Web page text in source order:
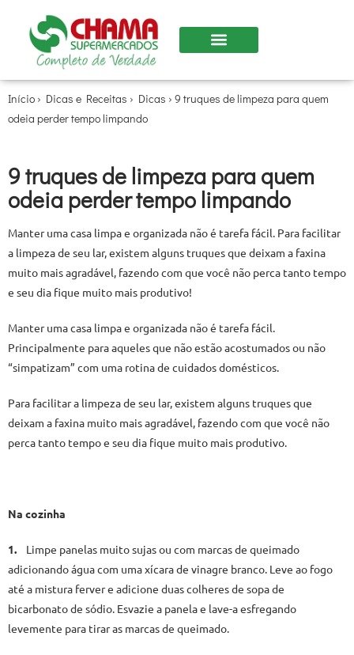
Início › Dicas e Receitas › Dicas › 9 truques de limpeza para quem
odeia perder tempo limpando
9 truques de limpeza para quem
odeia perder tempo limpando
Manter uma casa limpa e organizada não é tarefa fácil. Para facilitar
a limpeza de seu lar, existem alguns truques que deixam a faxina
muito mais agradável, fazendo com que você não perca tanto tempo
e seu dia fique muito mais produtivo!
Manter uma casa limpa e organizada não é tarefa fácil.
Principalmente para aqueles que não estão acostumados ou não
“simpatizam” com uma rotina de cuidados domésticos.
Para facilitar a limpeza de seu lar, existem alguns truques que
deixam a faxina muito mais agradável, fazendo com que você não
perca tanto tempo e seu dia fique muito mais produtivo.
Na cozinha
1.
Limpe panelas muito sujas ou com marcas de queimado
adicionando água com uma xícara de vinagre branco. Leve ao fogo
até a mistura ferver e adicione duas colheres de sopa de
bicarbonato de sódio. Esvazie a panela e lave-a esfregando
levemente para tirar as marcas de queimado.